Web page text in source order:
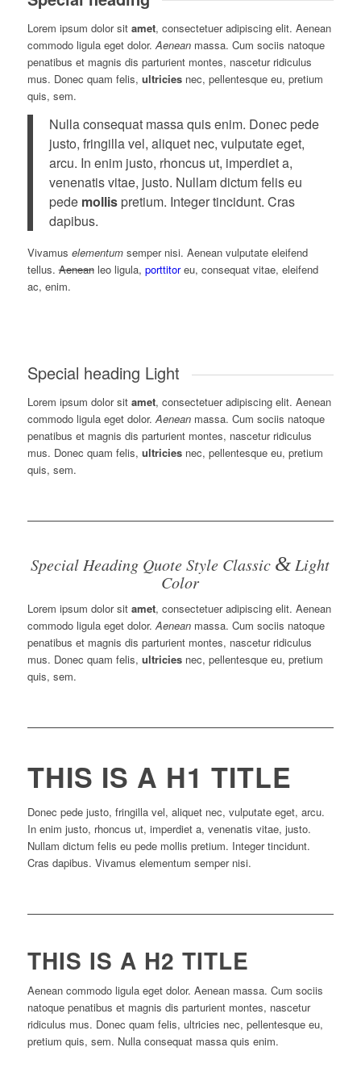
Lorem ipsum dolor sit amet, consectetuer adipiscing elit. Aenean
commodo ligula eget dolor. Aeneanmassa. Cum sociis natoque
penatibus et magnis dis parturient montes, nascetur ridiculus
mus. Donec quam felis, ultriciesnec, pellentesque eu, pretium
quis, sem.
Nulla consequat massa quis enim. Donec pede
justo, fringilla vel, aliquet nec, vulputate eget,
arcu. In enim justo, rhoncus ut, imperdiet a,
venenatis vitae, justo. Nullam dictum felis eu
pede mollispretium. Integer tincidunt. Cras
dapibus.
Vivamus elementumsemper nisi. Aenean vulputate eleifend
tellus.Aeneanleo ligula, porttitoreu, consequat vitae, eleifend
ac, enim.
Special heading Light
Lorem ipsum dolor sit amet, consectetuer adipiscing elit. Aenean
commodo ligula eget dolor.Aeneanmassa. Cum sociis natoque
penatibus et magnis dis parturient montes, nascetur ridiculus
mus. Donec quam felis, ultriciesnec, pellentesque eu, pretium
quis, sem.
Special Heading Quote Style Classic &Light
Color
Lorem ipsum dolor sit amet, consectetuer adipiscing elit. Aenean
commodo ligula eget dolor.Aeneanmassa. Cum sociis natoque
penatibus et magnis dis parturient montes, nascetur ridiculus
mus. Donec quam felis, ultriciesnec, pellentesque eu, pretium
quis, sem.
THIS IS A H1 TITLE
Donec pede justo, fringilla vel, aliquet nec, vulputate eget, arcu.
In enim justo, rhoncus ut, imperdiet a, venenatis vitae, justo.
Nullam dictum felis eu pede mollis pretium. Integer tincidunt.
Cras dapibus. Vivamus elementum semper nisi.
THIS IS A H2 TITLE
Aenean commodo ligula eget dolor. Aenean massa. Cum sociis
natoque penatibus et magnis dis parturient montes, nascetur
ridiculus mus. Donec quam felis, ultricies nec, pellentesque eu,
pretium quis, sem. Nulla consequat massa quis enim.